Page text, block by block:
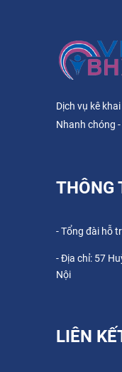
Dịch vụ kê
Nhanh chóng
THÔNG
- Tổng đài hỗ
- Địa chỉ: 57
Nội
LIÊN